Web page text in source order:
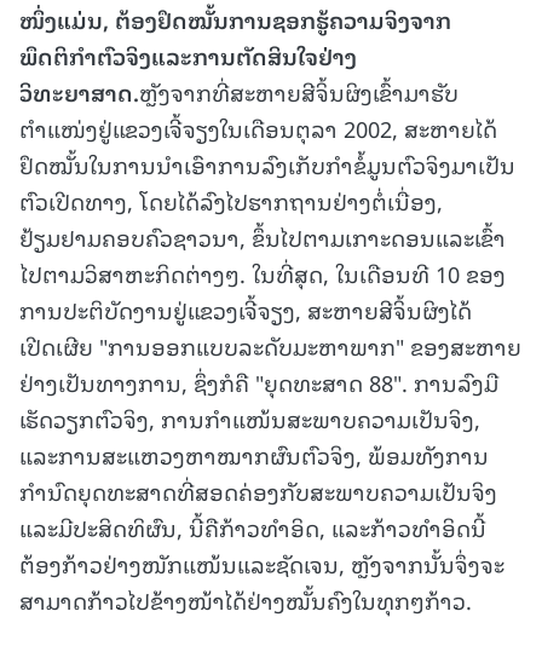
ໜຶ່ງແມ່ນ, ຕ້ອງຢຶດໝັ້ນການຊອກຮູ້ຄວາມຈິງຈາກ
ພຶດຕິກຳຕົວຈິງແລະການຕັດສິນໃຈຢ່າງ
ວິທະຍາສາດ.ຫຼັງຈາກທີ່ສະຫາຍສີຈິ້ນຜິງເຂົ້າມາຮັບ
ຕຳແໜ່ງຢູ່ແຂວງເຈີ້ຈຽງໃນເດືອນຕຸລາ 2002, ສະຫາຍໄດ້
ຢຶດໝັ້ນໃນການນຳເອົາການລົງເກັບກຳຂໍ້ມູນຕົວຈິງມາເປັນ
ຕົວເປີດທາງ, ໂດຍໄດ້ລົງໄປຮາກຖານຢ່າງຕໍ່ເນື່ອງ,
ຢ້ຽມຢາມຄອບຄົວຊາວນາ, ຂຶ້ນໄປຕາມເກາະດອນແລະເຂົ້າ
ໄປຕາມວິສາຫະກິດຕ່າງໆ. ໃນທີ່ສຸດ, ໃນເດືອນທີ 10 ຂອງ
ການປະຕິບັດງານຢູ່ແຂວງເຈີ້ຈຽງ, ສະຫາຍສີຈິ້ນຜິງໄດ້
ເປີດເຜີຍ "ການອອກແບບລະດັບມະຫາພາກ" ຂອງສະຫາຍ
ຢ່າງເປັນທາງການ, ຊຶ່ງກໍຄື "ຍຸດທະສາດ 88". ການລົງມື
ເຮັດວຽກຕົວຈິງ, ການກຳແໜ້ນສະພາບຄວາມເປັນຈິງ,
ແລະການສະແຫວງຫາໝາກຜົນຕົວຈິງ, ພ້ອມທັງການ
ກຳນົດຍຸດທະສາດທີ່ສອດຄ່ອງກັບສະພາບຄວາມເປັນຈິງ
ແລະມີປະສິດທິຜົນ, ນີ້ຄືກ້າວທຳອິດ, ແລະກ້າວທຳອິດນີ້
ຕ້ອງກ້າວຢ່າງໜັກແໜ້ນແລະຊັດເຈນ, ຫຼັງຈາກນັ້ນຈຶ່ງຈະ
ສາມາດກ້າວໄປຂ້າງໜ້າໄດ້ຢ່າງໝັ້ນຄົງໃນທຸກໆກ້າວ.